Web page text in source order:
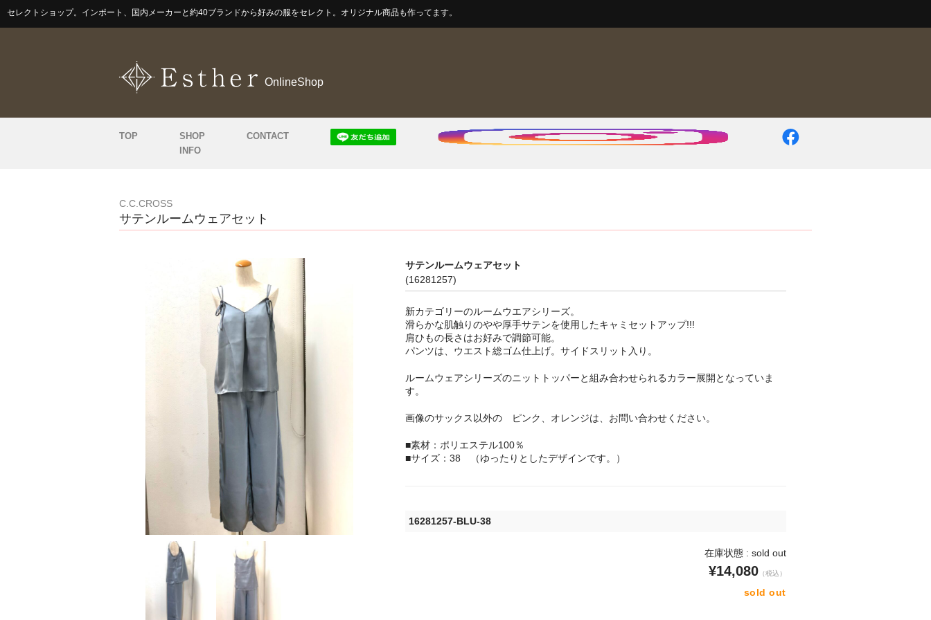
セレクトショップ。インポート、国内メーカーと約40ブランドから好みの服をセレクト。オリジナル商品も作ってます。
OnlineShop
TOP
SHOP
INFO
CONTACT
C.C.CROSS
サテンルームウェアセット
サテンルームウェアセット
(16281257)
新カテゴリーのルームウエアシリーズ。
滑らかな肌触りのやや厚手サテンを使用したキャミセットアップ!!!
肩ひもの長さはお好みで調節可能。
パンツは、ウエスト総ゴム仕上げ。サイドスリット入り。
ルームウェアシリーズのニットトッパーと組み合わせられるカラー展開となっていま
す。
画像のサックス以外の ピンク、オレンジは、お問い合わせください。
■素材：ポリエステル100％
■サイズ：38 （ゆったりとしたデザインです。）
16281257-BLU-38
在庫状態 : sold out
¥14,080（税込）
sold out